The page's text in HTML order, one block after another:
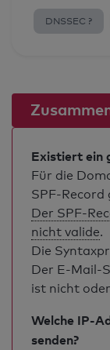
DNSSEC ?
Existiert ein
Für die
SPF-Record
Der SPF-
nicht valide.
Die
Der E-Mail-
ist nicht
Welche IP-
senden?